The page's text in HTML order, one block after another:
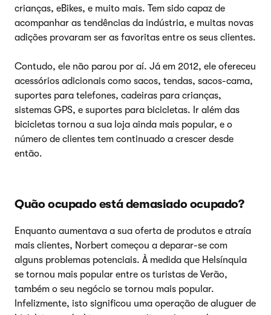
crianças, eBikes, e muito mais. Tem sido capaz de
acompanhar as tendências da indústria, e muitas novas
adições provaram ser as favoritas entre os seus clientes.
Contudo, ele não parou por aí. Já em 2012, ele ofereceu
acessórios adicionais como sacos, tendas, sacos-cama,
suportes para telefones, cadeiras para crianças,
sistemas GPS, e suportes para bicicletas. Ir além das
bicicletas tornou a sua loja ainda mais popular, e o
número de clientes tem continuado a crescer desde
então.
Quão ocupado está demasiado ocupado?
Enquanto aumentava a sua oferta de produtos e atraía
mais clientes, Norbert começou a deparar-se com
alguns problemas potenciais. À medida que Helsínquia
se tornou mais popular entre os turistas de Verão,
também o seu negócio se tornou mais popular.
Infelizmente, isto significou uma operação de aluguer de